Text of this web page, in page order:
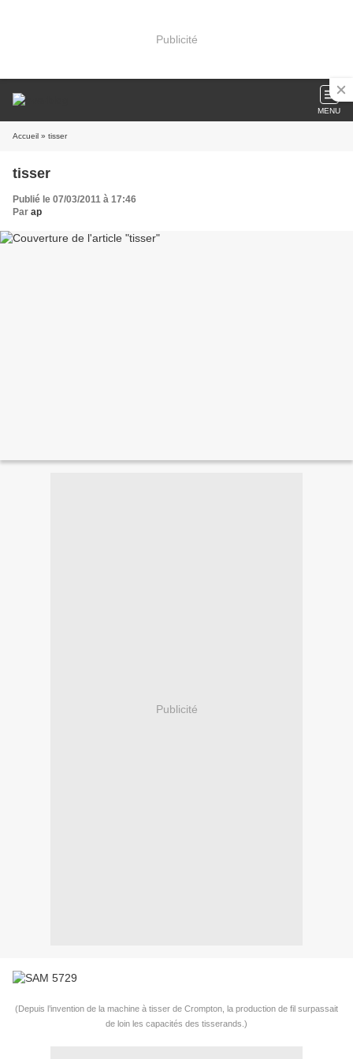
Publicité
MENU
Accueil » tisser
tisser
Publié le 07/03/2011 à 17:46
Par ap
Publicité
(Depuis l’invention de la machine à tisser de Crompton , la production de fil surpassait
de loin les capacités des tisserands.)